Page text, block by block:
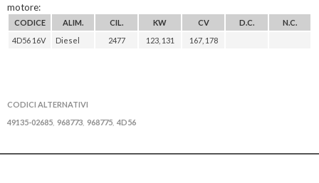
motore:
CODICE ALIM. CIL. KW CV D.C.
N.C.
4D56 16V
Diesel 2477 123, 131 167, 178
CODICI ALTERNATIVI
49135-02685 968773 968775 4D56